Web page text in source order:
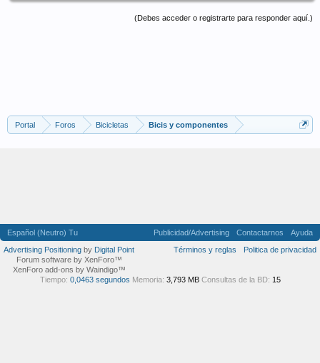
(Debes acceder o registrarte para responder aquí.)
Portal Foros Bicicletas Bicis y componentes
Español (Neutro) Tu Publicidad/Advertising Contactarnos
Ayuda
Términos y reglas
Politica de privacidad
Advertising Positioning by Digital Point
Forum software by XenForo™
XenForo add-ons by Waindigo™
Tiempo: 0,0463 segundos Memoria: 3,793 MB Consultas de la BD: 15